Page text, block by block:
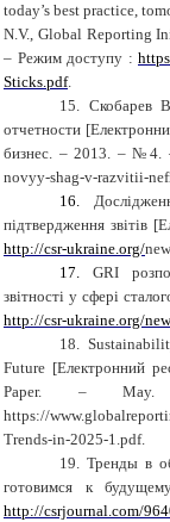
today’s best practice,
N.V., Global Reporting
– Режим доступу :
Sticks.pdf.
15. Скобарев
отчетности [
бизнес. – 2013. – №4.
novyy-shag-v-razvitii-
16.
підтвердження звітів
http://csr-ukraine.org/
17.
GRI
звітності у сфері
http://csr-ukraine.org/
18.
Future [Електронний
Paper. –
https://
Trends-in-2025-1.pdf.
19. Тренды в
готовимся к
http://csrjournal.com/